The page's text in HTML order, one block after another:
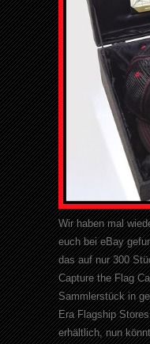
Wir haben mal
euch bei eBay
das auf nur 300
Capture the Flag
Sammlerstück in
Era Flagship
erhältlich, nun